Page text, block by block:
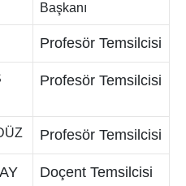
Başkanı
Profesör Temsilcisi
Profesör Temsilcisi
Profesör Temsilcisi
Doçent Temsilcisi